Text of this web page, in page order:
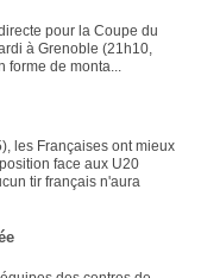
pour la Coupe du
à Grenoble (21h10,
forme de monta...
les Françaises ont mieux
face aux U20
tir français n'aura